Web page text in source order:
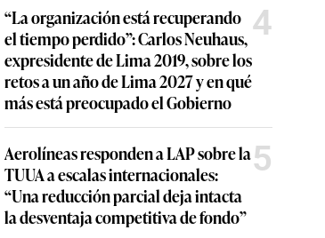
“La organización está recuperando
el tiempo perdido”: Carlos Neuhaus,
expresidente de Lima 2019, sobre los
retos a un año de Lima 2027 y en qué
más está preocupado el Gobierno
4
Aerolíneas responden a LAP sobre la
TUUA a escalas internacionales:
“Una reducción parcial deja intacta
la desventaja competitiva de fondo”
5